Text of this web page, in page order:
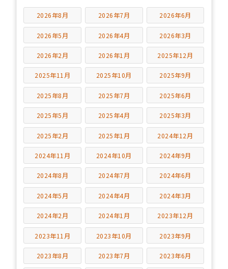
2026年8月 2026年7月 2026年6月
2026年5月 2026年4月 2026年3月
2026年2月 2026年1月 2025年12月
2025年11月 2025年10月 2025年9月
2025年8月 2025年7月 2025年6月
2025年5月 2025年4月 2025年3月
2025年2月 2025年1月 2024年12月
2024年11月 2024年10月 2024年9月
2024年8月 2024年7月 2024年6月
2024年5月 2024年4月 2024年3月
2024年2月 2024年1月 2023年12月
2023年11月 2023年10月 2023年9月
2023年8月 2023年7月 2023年6月